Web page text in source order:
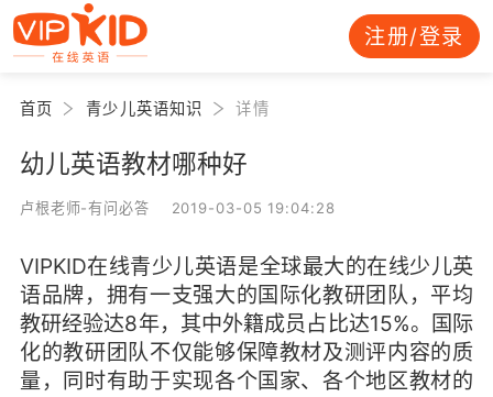
注册/登录
首页 青少儿英语知识 详情
幼儿英语教材哪种好
卢根老师-有问必答 2019-03-05 19:04:28
VIPKID在线青少儿英语是全球最大的在线少儿英
语品牌，拥有一支强大的国际化教研团队，平均
教研经验达8年，其中外籍成员占比达15%。国际
化的教研团队不仅能够保障教材及测评内容的质
量，同时有助于实现各个国家、各个地区教材的